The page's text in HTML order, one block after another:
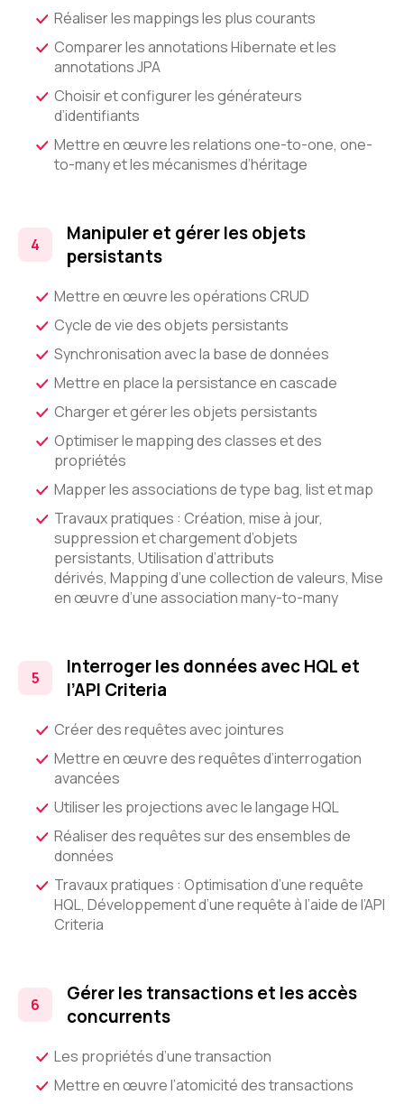
Réaliser les mappings les plus courants
Comparer les annotations Hibernate et les
annotations JPA
Choisir et configurer les générateurs
d’identifiants
Mettre en œuvre les relations one-to-one, one-
to-many et les mécanismes d’héritage
Manipuler et gérer les objets
persistants
Mettre en œuvre les opérations CRUD
Cycle de vie des objets persistants
Synchronisation avec la base de données
Mettre en place la persistance en cascade
Charger et gérer les objets persistants
Optimiser le mapping des classes et des
propriétés
Mapper les associations de type bag, list et map
Travaux pratiques : Création, mise à jour,
suppression et chargement d’objets
persistants, Utilisation d’attributs
dérivés, Mapping d’une collection de valeurs, Mise
en œuvre d’une association many-to-many
Interroger les données avec HQL et
l’API Criteria
Créer des requêtes avec jointures
Mettre en œuvre des requêtes d’interrogation
avancées
Utiliser les projections avec le langage HQL
Réaliser des requêtes sur des ensembles de
données
Travaux pratiques : Optimisation d’une requête
HQL, Développement d’une requête à l’aide de l’API
Criteria
Gérer les transactions et les accès
concurrents
Les propriétés d’une transaction
Mettre en œuvre l’atomicité des transactions